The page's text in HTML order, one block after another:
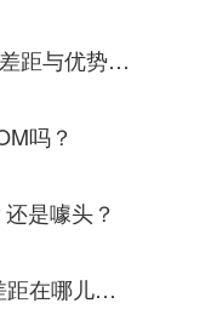
国产PLM与国际品牌相比，差距与优势分别体现在哪些方面？
吗？
是噱头？
国产MOM和国际品牌比，差距在哪儿？优势在哪儿？